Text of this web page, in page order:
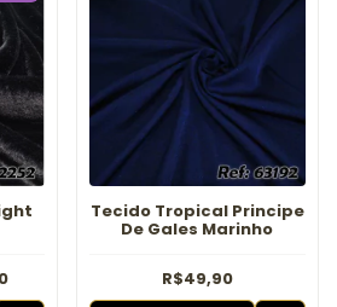
Tecido Tropical Principe
De Gales Marinho
R$49,90